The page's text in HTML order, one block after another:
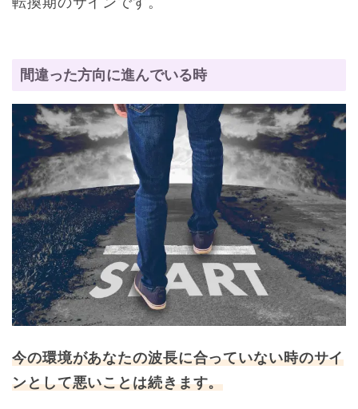
間違った方向に進んでいる時
今の環境があなたの波長に合っていない時のサイ
ンとして悪いことは続きます。